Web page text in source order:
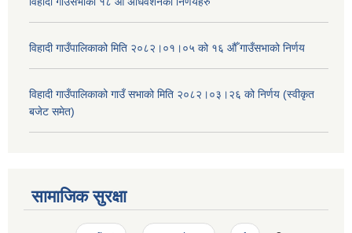
विहादी गाउँपालिकाको मिति २०८२।०१।०५ को १६ औँ गाउँसभाको निर्णय
विहादी गाउँपालिकाको गाउँ सभाको मिति २०८२।०३।२६ को निर्णय (स्वीकृत
बजेट समेत)
सामाजिक सुरक्षा